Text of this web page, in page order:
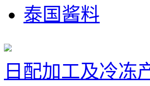
泰国酱料
日配加工及冷冻